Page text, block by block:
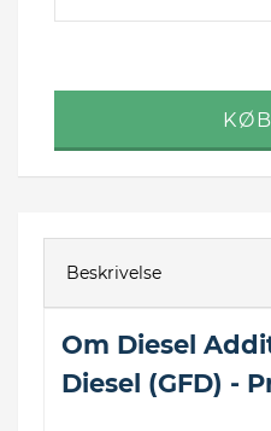
Beskrivelse
Om Diesel
Diesel (GFD) -